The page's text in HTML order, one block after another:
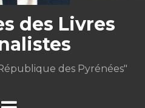
des Livres
des Pyrénées"